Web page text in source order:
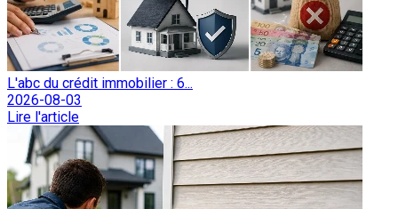
L'abc du crédit immobilier : 6...
2026-08-03
Lire l'article